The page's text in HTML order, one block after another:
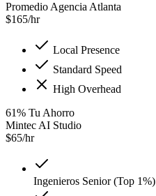
Promedio Agencia Atlanta
$165/hr
Local Presence
Standard Speed
High Overhead
61% Tu Ahorro
Mintec AI Studio
$65/hr
Ingenieros Senior (Top 1%)